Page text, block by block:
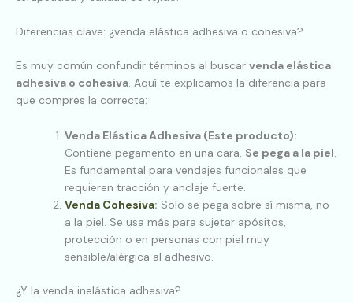
Diferencias clave: ¿venda elástica adhesiva o cohesiva?
Es muy común confundir términos al buscar venda elástica
adhesiva o cohesiva. Aquí te explicamos la diferencia para
que compres la correcta:
Venda Elástica Adhesiva (Este producto):
Contiene pegamento en una cara. Se pega a la piel
Es fundamental para vendajes funcionales que
requieren tracción y anclaje fuerte.
Venda Cohesiva: Solo se pega sobre sí misma, no
a la piel. Se usa más para sujetar apósitos,
protección o en personas con piel muy
sensible/alérgica al adhesivo.
¿Y la venda inelástica adhesiva?